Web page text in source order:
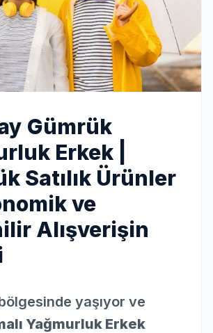
Gümrük
Erkek |
Satılık Ürünler
ve
Alışverişin
yaşıyor ve
Yağmurluk Erkek